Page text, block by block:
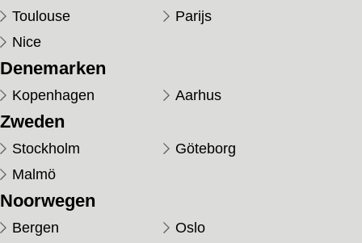
Toulouse
Parijs
Nice
Denemarken
Kopenhagen Aarhus
Zweden
Stockholm
Göteborg
Malmö
Noorwegen
Bergen Oslo